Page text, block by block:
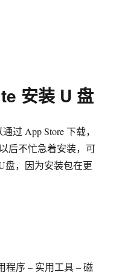
安装 U 盘
过 App Store 下载，
后不忙急着安装，可
盘，因为安装包在更
程序 – 实用工具 – 磁